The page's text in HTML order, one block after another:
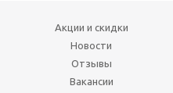
Акции и скидки
Новости
Отзывы
Вакансии